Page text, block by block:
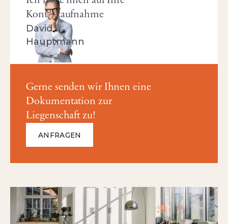
Kontaktaufnahme
David
Hauptmann
Gerne senden wir Ihnen eine
Dokumentation zur
Liegenschaft zu!
ANFRAGEN